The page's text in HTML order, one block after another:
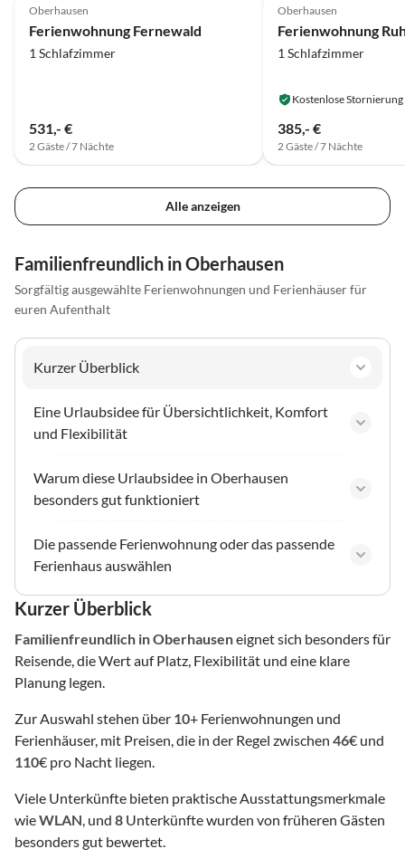
Oberhausen
Ferienwohnung Fernewald
1 Schlafzimmer
531,- €
2 Gäste / 7 Nächte
Oberhausen
Ferienwohnung
1 Schlafzimmer
Kostenlose Stornierung
385,- €
2 Gäste / 7 Nächte
Alle anzeigen
Familienfreundlich in Oberhausen
Sorgfältig ausgewählte Ferienwohnungen und Ferienhäuser für
euren Aufenthalt
Kurzer Überblick
Eine Urlaubsidee für Übersichtlichkeit, Komfort
und Flexibilität
Warum diese Urlaubsidee in Oberhausen
besonders gut funktioniert
Die passende Ferienwohnung oder das passende
Ferienhaus auswählen
Kurzer Überblick
Familienfreundlich in Oberhauseneignet sich besonders für
Reisende, die Wert auf Platz, Flexibilität und eine klare
Planung legen.
Zur Auswahl stehen über 10+ Ferienwohnungen und
Ferienhäuser, mit Preisen, die in der Regel zwischen 46€ und
110€ pro Nacht liegen.
Viele Unterkünfte bieten praktische Ausstattungsmerkmale
wieWLAN, und 8 Unterkünfte wurden von früheren Gästen
besonders gut bewertet.